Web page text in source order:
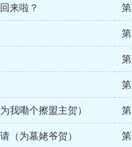
来啦？
我嘞个擦盟主贺）
（为墓姥爷贺）